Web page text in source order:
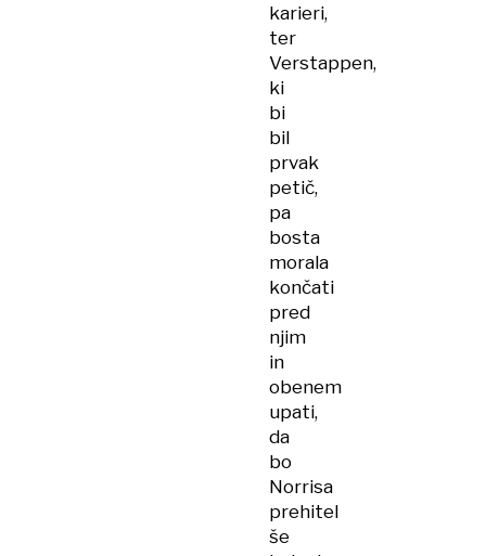
karieri,
ter
Verstappen,
ki
bi
bil
prvak
petič,
pa
bosta
morala
končati
pred
njim
in
obenem
upati,
da
bo
Norrisa
prehitel
še